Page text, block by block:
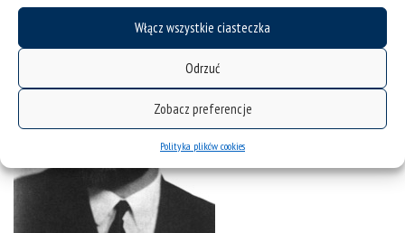
Włącz wszystkie ciasteczka
Odrzuć
Zobacz preferencje
Polityka plików cookies